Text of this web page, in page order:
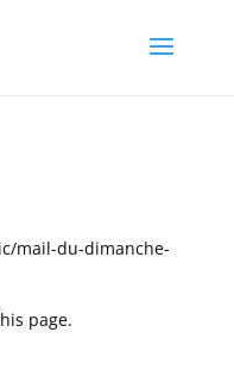
mail-du-dimanche-
page.